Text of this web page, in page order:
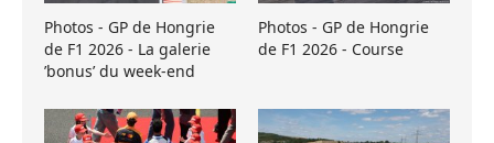
Photos - GP de Hongrie
de F1 2026 - La galerie
’bonus’ du week-end
Photos - GP de Hongrie
de F1 2026 - Course